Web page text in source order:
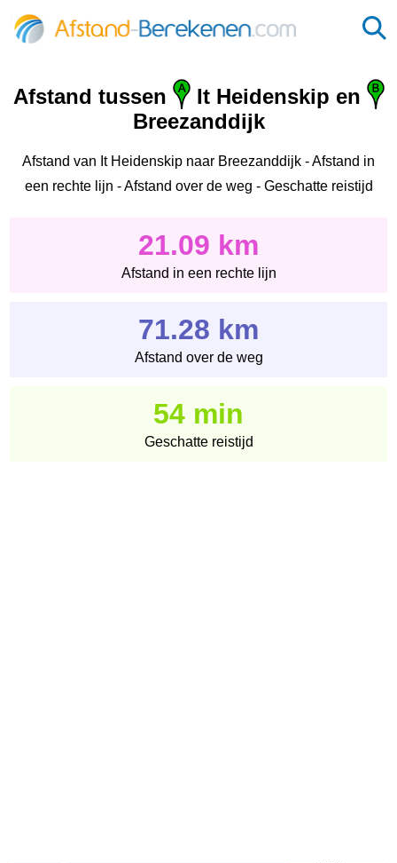
Afstand tussen
It Heidenskip en
Breezanddijk
Afstand van It Heidenskip naar Breezanddijk - Afstand in
een rechte lijn - Afstand over de weg - Geschatte reistijd
21.09 km
Afstand in een rechte lijn
71.28 km
Afstand over de weg
54 min
Geschatte reistijd